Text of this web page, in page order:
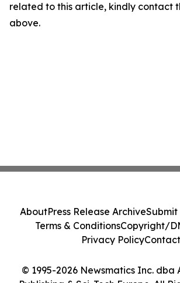
related to this article, kindly contact
above.
© 1995-2026 Newsmatics Inc. dba
AboutPress Release ArchiveSubmit
Terms & ConditionsCopyright/
Privacy PolicyContact